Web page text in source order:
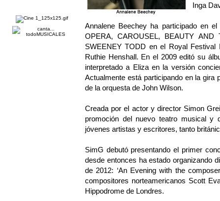
Inga
Annalene Beechey ha participado en
OPERA, CAROUSEL, BEAUTY
SWEENEY TODD en el Royal
Ruthie Henshall. En el 2009 editó su
interpretado a Eliza en la versión
Actualmente está participando en la gira
de la orquesta de John Wilson.
Creada por el actor y director Simon
promoción del nuevo teatro musical y
jóvenes artistas y escritores, tanto
SimG debutó presentando el primer
desde entonces ha estado organizando
de 2012: ‘An Evening with the
compositores norteamericanos Scott
Hippodrome de Londres.